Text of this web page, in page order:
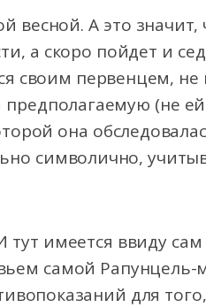
весной. А это значит,
а скоро пойдет и
своим первенцем, не
(не
она
символично,
тут имеется ввиду сам
самой
для